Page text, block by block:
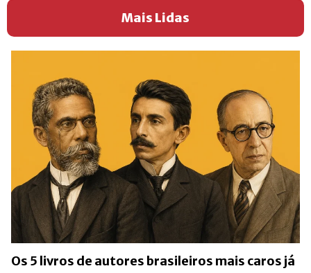
Mais Lidas
Os 5 livros de autores brasileiros mais caros já